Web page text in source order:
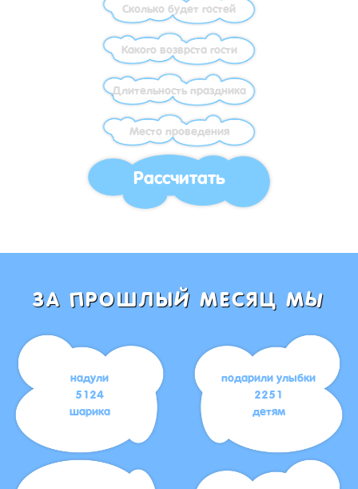
Рассчитать
ЗА ПРОШЛЫЙ МЕСЯЦ МЫ
надули
5124
шарика
подарили улыбки
2251
детям